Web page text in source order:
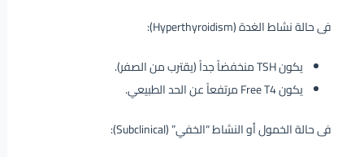
فى حالة نشاط الغدة (Hyperthyroidism):
يكون TSH منخفضاً جداً (يقترب من الصفر).
يكون Free T4 مرتفعاً عن الحد الطبيعي.
فى حالة الخمول أو النشاط “الخفي” (Subclinical):